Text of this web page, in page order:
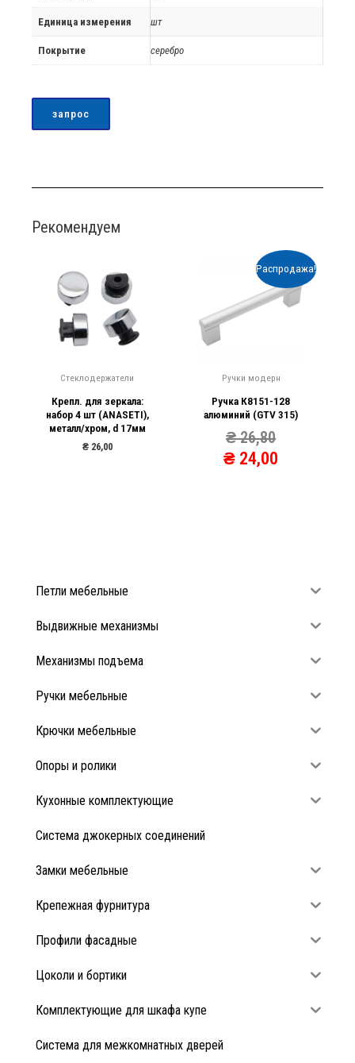
Петли мебельные
Выдвижные механизмы
Механизмы подъема
Ручки мебельные
Крючки мебельные
Опоры и ролики
Кухонные комплектующие
Система джокерных соединений
Замки мебельные
Крепежная фурнитура
Профили фасадные
Цоколи и бортики
Комплектующие для шкафа купе
Система для межкомнатных дверей
Единица измерения шт
Покрытие серебро
запрос
Рекомендуем
Стеклодержатели
Крепл. для зеркала:
набор 4 шт (ANASETI),
металл/хром, d 17мм
₴26,00
Распродажа!
Ручки модерн
Ручка К8151-128
алюминий (GTV 315)
₴26,80
₴ 24,00